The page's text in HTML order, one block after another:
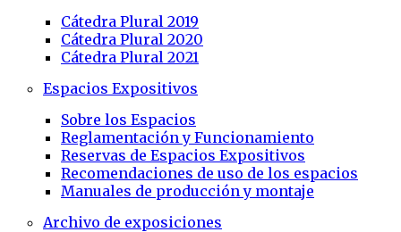
Cátedra Plural 2019
Cátedra Plural 2020
Cátedra Plural 2021
Espacios Expositivos
Sobre los Espacios
Reglamentación y Funcionamiento
Reservas de Espacios Expositivos
Recomendaciones de uso de los espacios
Manuales de producción y montaje
Archivo de exposiciones